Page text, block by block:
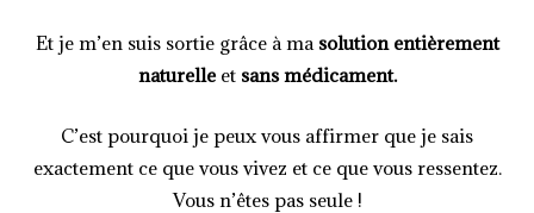
Et je m’en suis sortie grâce à ma solution entièrement
naturelleet sans médicament.
C’est pourquoi je peux vous affirmer que je sais
exactement ce que vous vivez et ce que vous ressentez.
Vous n’êtes pas seule !